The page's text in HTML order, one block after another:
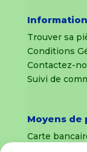
Trouver sa
Conditions
Contactez-
Suivi de
Moyens de
Carte